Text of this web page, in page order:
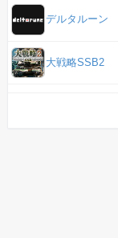
デルタルーン
大戦略SSB2